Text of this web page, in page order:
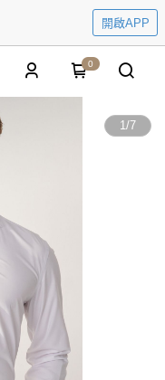
開啟APP
0
1/7